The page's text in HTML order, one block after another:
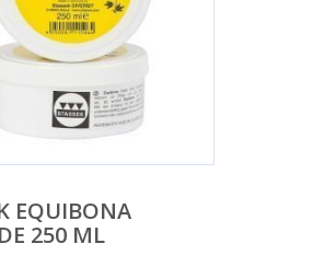
EQUIBONA
250 ML